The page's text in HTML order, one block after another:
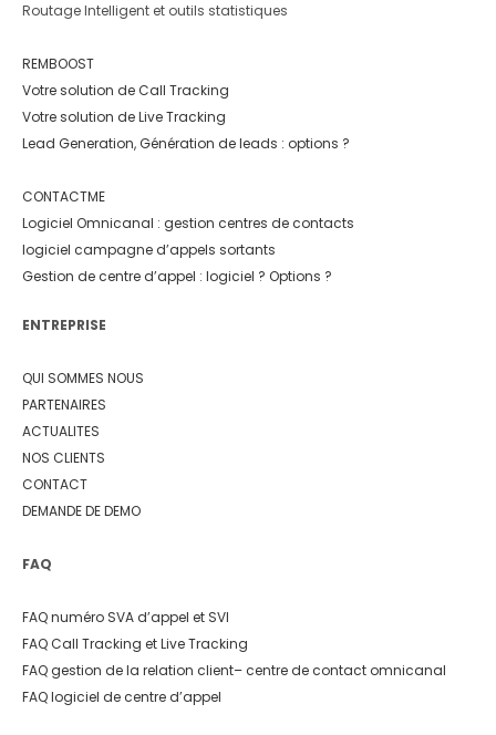
Routage Intelligent et outils statistiques
REMBOOST
Votre solution de Call Tracking
Votre solution de Live Tracking
Lead Generation, Génération de leads : options ?
CONTACTME
Logiciel Omnicanal : gestion centres de contacts
logiciel campagne d’appels sortants
Gestion de centre d’appel : logiciel ? Options ?
ENTREPRISE
QUI SOMMES NOUS
PARTENAIRES
ACTUALITES
NOS CLIENTS
CONTACT
DEMANDE DE DEMO
FAQ
FAQ numéro SVA d’appel et SVI
FAQ Call Tracking et Live Tracking
FAQ gestion de la relation client– centre de contact omnicanal
FAQ logiciel de centre d’appel